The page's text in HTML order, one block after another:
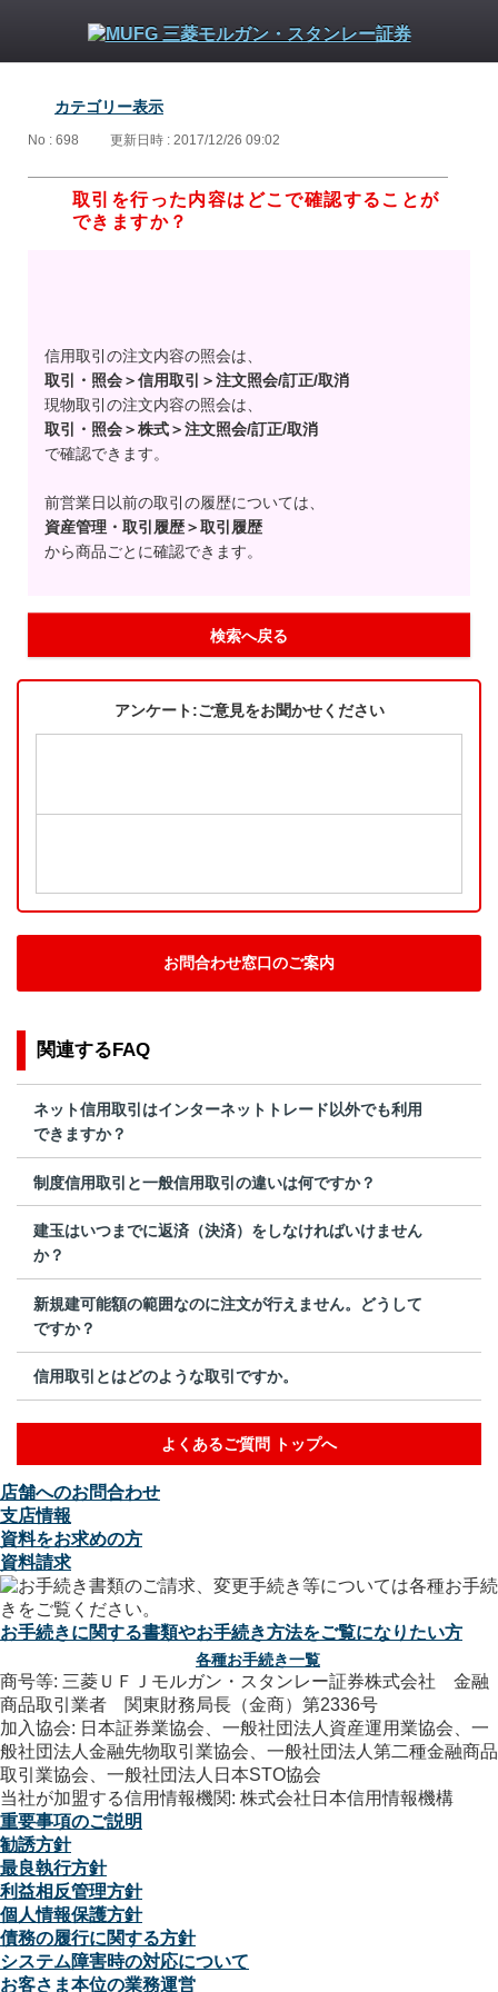
カテゴリー表示
No : 698 更新日時 : 2017/12/26 09:02
取引を行った内容はどこで確認することが
できますか？
信用取引の注文内容の照会は、
取引・照会＞信用取引＞注文照会/訂正/取消
現物取引の注文内容の照会は、
取引・照会＞株式＞注文照会/訂正/取消
で確認できます。
前営業日以前の取引の履歴については、
資産管理・取引履歴＞取引履歴
から商品ごとに確認できます。
検索へ戻る
アンケート:ご意見をお聞かせください
お問合わせ窓口のご案内
関連するFAQ
ネット信用取引はインターネットトレード以外でも利用
できますか？
制度信用取引と一般信用取引の違いは何ですか？
建玉はいつまでに返済（決済）をしなければいけません
か？
新規建可能額の範囲なのに注文が行えません。どうして
ですか？
信用取引とはどのような取引ですか。
よくあるご質問 トップへ
店舗へのお問合わせ
支店情報
資料をお求めの方
資料請求
お手続きに関する書類やお手続き方法をご覧になりたい方
各種お手続き一覧
商号等: 三菱ＵＦＪモルガン・スタンレー証券株式会社 金融
商品取引業者 関東財務局長（金商）第2336号
加入協会: 日本証券業協会、一般社団法人資産運用業協会、一
般社団法人金融先物取引業協会、一般社団法人第二種金融商品
取引業協会、一般社団法人日本STO協会
当社が加盟する信用情報機関: 株式会社日本信用情報機構
重要事項のご説明
勧誘方針
最良執行方針
利益相反管理方針
個人情報保護方針
債務の履行に関する方針
システム障害時の対応について
お客さま本位の業務運営